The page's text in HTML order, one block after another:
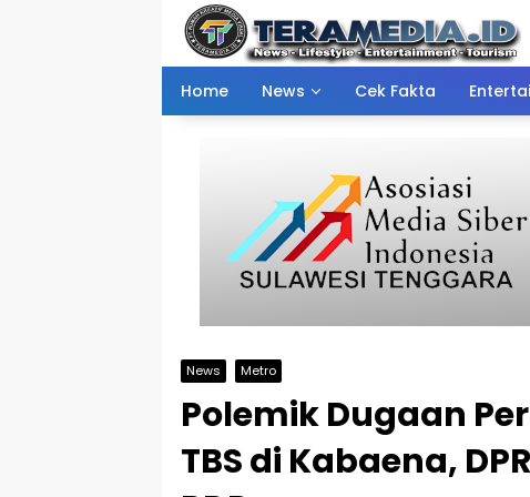
Home News Cek Fakta
News Metro
Polemik Dugaan
TBS di Kabaena,